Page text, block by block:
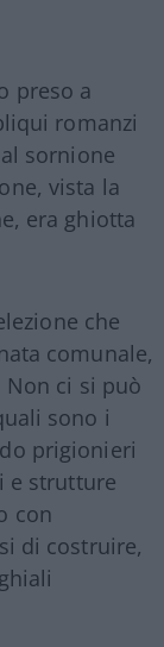
preso a
romanzi
sornione
vista la
era ghiotta
che
comunale,
ci si può
sono i
prigionieri
e strutture
con
di costruire,